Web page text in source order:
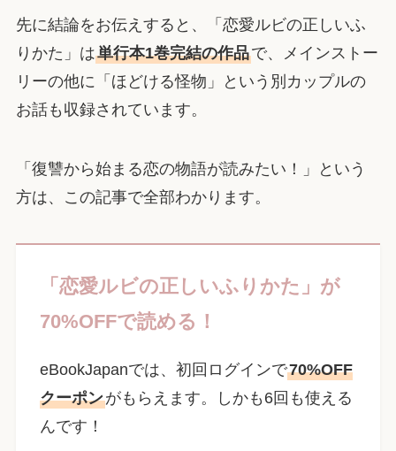
先に結論をお伝えすると、「恋愛ルビの正しいふ
りかた」は単行本1巻完結の作品で、メインストー
リーの他に「ほどける怪物」という別カップルの
お話も収録されています。
「復讐から始まる恋の物語が読みたい！」という
方は、この記事で全部わかります。
「恋愛ルビの正しいふりかた」が
70%OFFで読める！
eBookJapanでは、初回ログインで70%OFF
クーポンがもらえます。しかも6回も使える
んです！